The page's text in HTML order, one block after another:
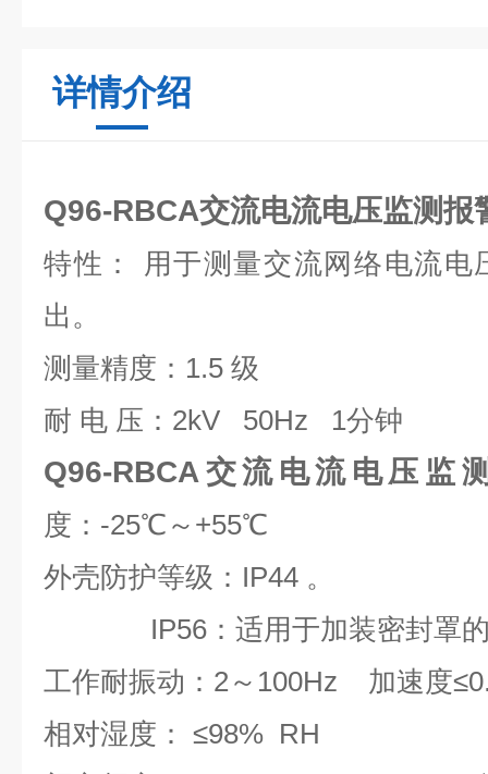
详情介绍
Q96-RBCA交流电流电压监测报
特性： 用于测量交流网络电流电
出。
测量精度：1.5 级
耐 电 压：2kV 50Hz 1分钟
Q96-RBCA交流电流电压监
度：-25℃～+55℃
外壳防护等级：IP44 。
IP56：适用于加装密封罩的
工作耐振动：2～100Hz 加速度
相对湿度： ≤98% RH